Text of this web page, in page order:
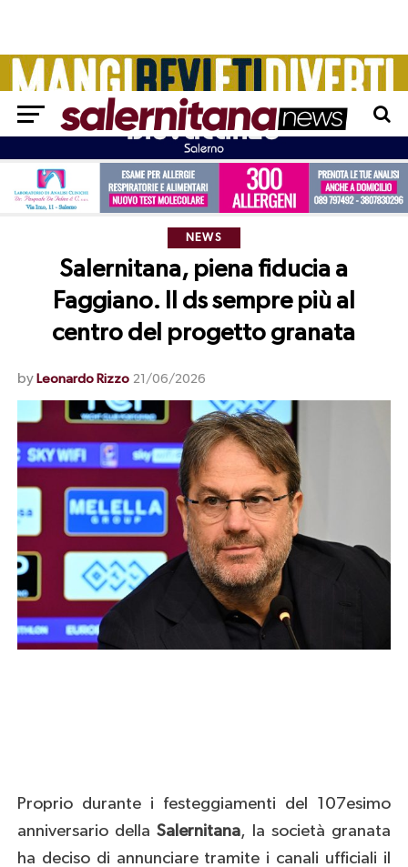
NEWS
Salernitana, piena fiducia a
Faggiano. Il ds sempre più al
centro del progetto granata
by Leonardo Rizzo 21/06/2026
Proprio durante i festeggiamenti del 107esimo
anniversario della Salernitana, la società granata
ha deciso di annunciare tramite i canali ufficiali il